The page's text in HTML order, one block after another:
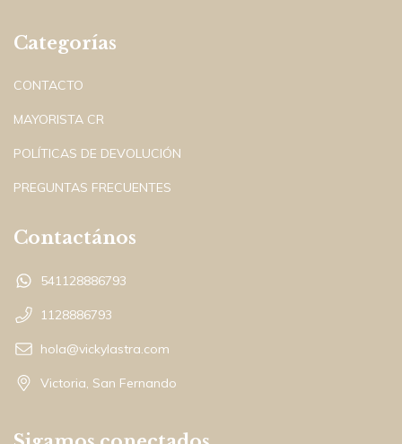
Categorías
CONTACTO
MAYORISTA CR
POLÍTICAS DE DEVOLUCIÓN
PREGUNTAS FRECUENTES
Contactános
541128886793
1128886793
hola@vickylastra.com
Victoria, San Fernando